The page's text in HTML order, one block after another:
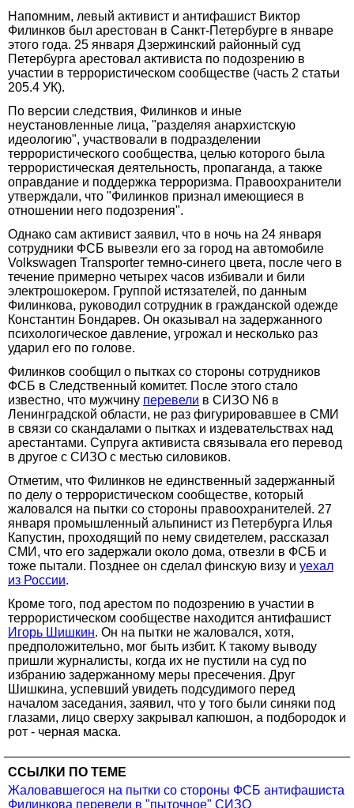
Напомним, левый активист и антифашист Виктор
Филинков был арестован в Санкт-Петербурге в январе
этого года. 25 января Дзержинский районный суд
Петербурга арестовал активиста по подозрению в
участии в террористическом сообществе (часть 2 статьи
205.4 УК).
По версии следствия, Филинков и иные
неустановленные лица, "разделяя анархистскую
идеологию", участвовали в подразделении
террористического сообщества, целью которого была
террористическая деятельность, пропаганда, а также
оправдание и поддержка терроризма. Правоохранители
утверждали, что "Филинков признал имеющиеся в
отношении него подозрения".
Однако сам активист заявил, что в ночь на 24 января
сотрудники ФСБ вывезли его за город на автомобиле
Volkswagen Transporter темно-синего цвета, после чего в
течение примерно четырех часов избивали и били
электрошокером. Группой истязателей, по данным
Филинкова, руководил сотрудник в гражданской одежде
Константин Бондарев. Он оказывал на задержанного
психологическое давление, угрожал и несколько раз
ударил его по голове.
Филинков сообщил о пытках со стороны сотрудников
ФСБ в Следственный комитет. После этого стало
известно, что мужчину перевели в СИЗО N6 в
Ленинградской области, не раз фигурировавшее в СМИ
в связи со скандалами о пытках и издевательствах над
арестантами. Супруга активиста связывала его перевод
в другое с СИЗО с местью силовиков.
Отметим, что Филинков не единственный задержанный
по делу о террористическом сообществе, который
жаловался на пытки со стороны правоохранителей. 27
января промышленный альпинист из Петербурга Илья
Капустин, проходящий по нему свидетелем, рассказал
СМИ, что его задержали около дома, отвезли в ФСБ и
тоже пытали. Позднее он сделал финскую визу и уехал
из России.
Кроме того, под арестом по подозрению в участии в
террористическом сообществе находится антифашист
Игорь Шишкин. Он на пытки не жаловался, хотя,
предположительно, мог быть избит. К такому выводу
пришли журналисты, когда их не пустили на суд по
избранию задержанному меры пресечения. Друг
Шишкина, успевший увидеть подсудимого перед
началом заседания, заявил, что у того были синяки под
глазами, лицо сверху закрывал капюшон, а подбородок и
рот - черная маска.
ССЫЛКИ ПО ТЕМЕ
Жаловавшегося на пытки со стороны ФСБ антифашиста
Филинкова перевели в "пыточное" СИЗО